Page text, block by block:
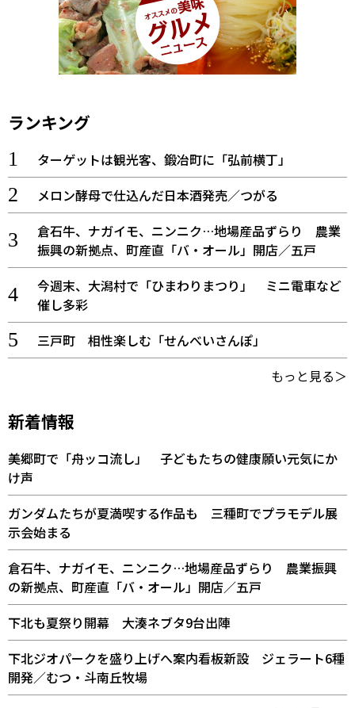
ランキング
ターゲットは観光客、鍛冶町に「弘前横丁」
メロン酵母で仕込んだ日本酒発売／つがる
倉石牛、ナガイモ、ニンニク…地場産品ずらり 農業
振興の新拠点、町産直「バ・オール」開店／五戸
今週末、大潟村で「ひまわりまつり」 ミニ電車など
催し多彩
三戸町 相性楽しむ「せんべいさんぽ」
もっと見る＞
新着情報
美郷町で「舟ッコ流し」 子どもたちの健康願い元気にか
け声
ガンダムたちが夏満喫する作品も 三種町でプラモデル展
示会始まる
倉石牛、ナガイモ、ニンニク…地場産品ずらり 農業振興
の新拠点、町産直「バ・オール」開店／五戸
下北も夏祭り開幕 大湊ネブタ9台出陣
下北ジオパークを盛り上げへ案内看板新設 ジェラート6種
開発／むつ・斗南丘牧場